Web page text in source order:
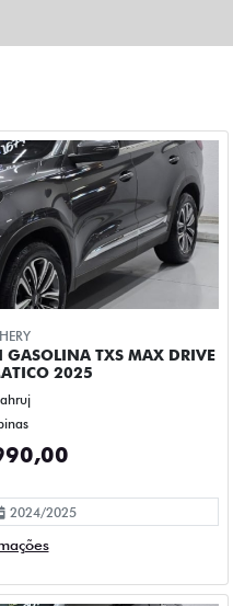
TXS MAX DRIVE
2025
2024/2025
GASOLINA PREMIER